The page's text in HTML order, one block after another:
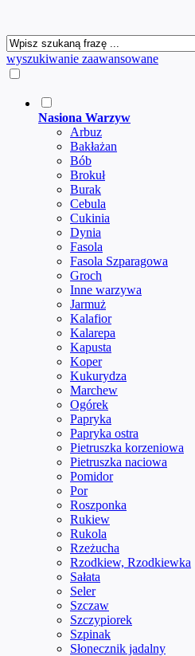
wyszukiwanie zaawansowane
Nasiona Warzyw
Arbuz
Bakłażan
Bób
Brokuł
Burak
Cebula
Cukinia
Dynia
Fasola
Fasola Szparagowa
Groch
Inne warzywa
Jarmuż
Kalafior
Kalarepa
Kapusta
Koper
Kukurydza
Marchew
Ogórek
Papryka
Papryka ostra
Pietruszka korzeniowa
Pietruszka naciowa
Pomidor
Por
Roszponka
Rukiew
Rukola
Rzeżucha
Rzodkiew, Rzodkiewka
Sałata
Seler
Szczaw
Szczypiorek
Szpinak
Słonecznik jadalny